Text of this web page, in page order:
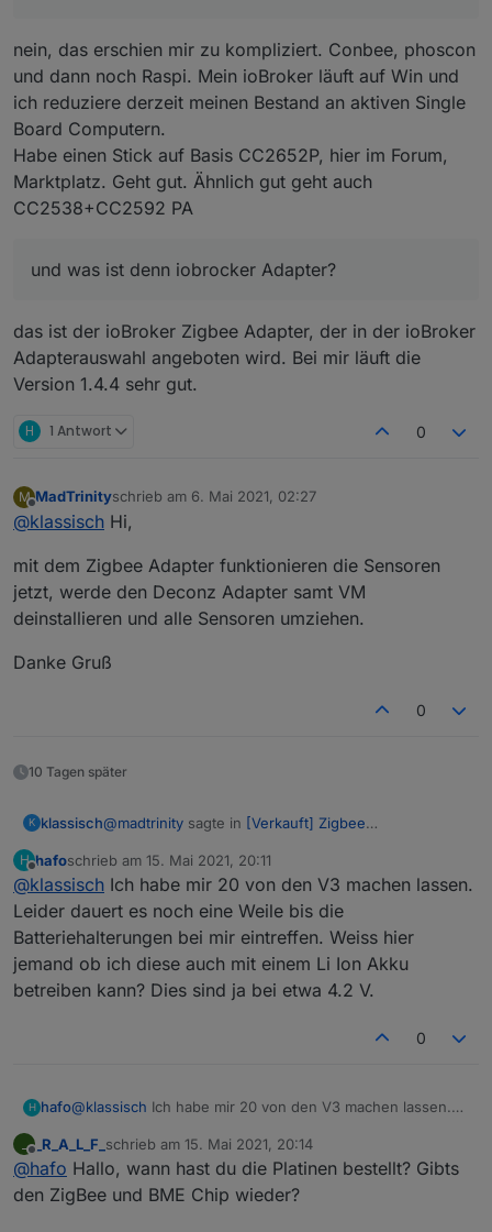
nein, das erschien mir zu kompliziert. Conbee, phoscon
und dann noch Raspi. Mein ioBroker läuft auf Win und
ich reduziere derzeit meinen Bestand an aktiven Single
Board Computern.
Habe einen Stick auf Basis CC2652P, hier im Forum,
Marktplatz. Geht gut. Ähnlich gut geht auch
CC2538+CC2592 PA
und was ist denn iobrocker Adapter?
das ist der ioBroker Zigbee Adapter, der in der ioBroker
Adapterauswahl angeboten wird. Bei mir läuft die
Version 1.4.4 sehr gut.
H 1 Antwort 0
M
Offline
MadTrinityschrieb am 6. Mai 2021, 02:27
zuletzt editiert von
@klassisch Hi,
mit dem Zigbee Adapter funktionieren die Sensoren
jetzt, werde den Deconz Adapter samt VM
deinstallieren und alle Sensoren umziehen.
Danke Gruß
0
10 Tagen später
K klassisch@madtrinity sagte in [Verkauft] Zigbee
@ klassischhast du den auch einen conbee2
nein, das erschien mir zu kompliziert. Conbee,
phoscon und dann noch Raspi. Mein ioBroker läuft
auf Win und ich reduziere derzeit meinen Bestand an
aktiven Single Board Computern.
Habe einen Stick auf Basis CC2652P, hier im Forum,
und was ist denn iobrocker Adapter?
das ist der ioBroker Zigbee Adapter, der in der
H
Offline
hafoschrieb am 15. Mai 2021, 20:11
zuletzt editiert von
@klassisch Ich habe mir 20 von den V3 machen lassen.
Leider dauert es noch eine Weile bis die
Batteriehalterungen bei mir eintreffen. Weiss hier
jemand ob ich diese auch mit einem Li Ion Akku
betreiben kann? Dies sind ja bei etwa 4.2 V.
0
H hafo@klassisch Ich habe mir 20 von den V3 machen lassen.
Batteriehalterungen bei mir eintreffen. Weiss hier jemand
ob ich diese auch mit einem Li Ion Akku betreiben kann?
Dies sind ja bei etwa 4.2 V.
_
Offline
_R_A_L_F_ schrieb am 15. Mai 2021, 20:14
zuletzt editiert von
@hafo Hallo, wann hast du die Platinen bestellt? Gibts
den ZigBee und BME Chip wieder?